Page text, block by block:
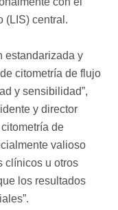
(LIS) central.
estandarizada y
citometría de flujo
y sensibilidad”,
y director
de
valioso
clínicos u otros
los resultados